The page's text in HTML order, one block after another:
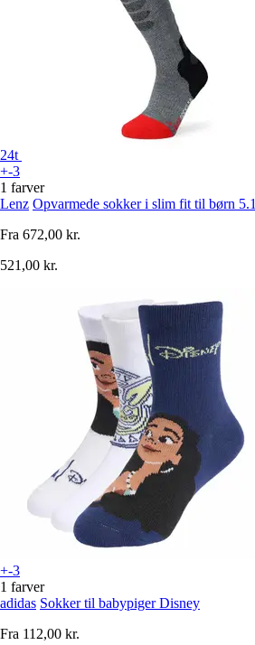
24t
+-3
1 farver
Lenz Opvarmede sokker i slim fit til børn 5.1
Fra 672,00 kr.
521,00 kr.
+-3
1 farver
adidas Sokker til babypiger Disney
Fra 112,00 kr.